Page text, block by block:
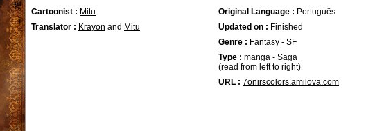
Cartoonist : Mitu
Translator : Krayon and Mitu
Original Language : Português
Updated on : Finished
Genre : Fantasy - SF
Type : manga - Saga
(read from left to right)
URL : 7onirscolors.amilova.com